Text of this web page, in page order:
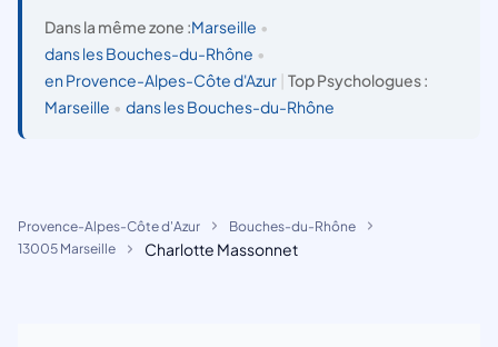
Dans la même zone :Marseille •
dans les Bouches-du-Rhône •
en Provence-Alpes-Côte d'Azur
Top Psychologues :
Marseille • dans les Bouches-du-Rhône
Provence-Alpes-Côte d'Azur
Bouches-du-Rhône
13005 Marseille
Charlotte Massonnet